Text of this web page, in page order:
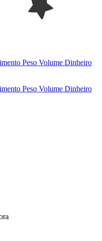
Peso Volume Dinheiro
Peso Volume Dinheiro